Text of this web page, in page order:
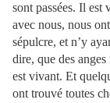
sont passées. Il est
avec nous, nous
sépulcre, et n’y
dire, que des
est vivant. Et
ont trouvé toutes